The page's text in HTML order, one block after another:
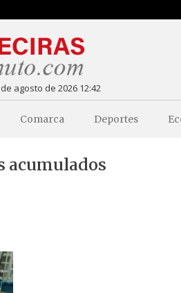
agosto de 2026 12:42
Comarca Deportes
acumulados